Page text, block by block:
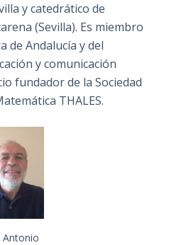
y catedrático de
(Sevilla). Es miembro
de Andalucía y del
y comunicación
fundador de la Sociedad
THALES.
Antonio